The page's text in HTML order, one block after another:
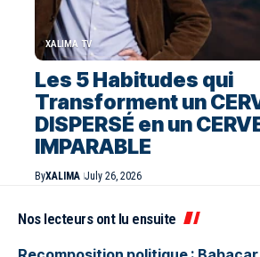
XALIMA TV
Les 5 Habitudes qui
Transforment un
DISPERSÉ en un
IMPARABLE
ByXALIMA July 26, 2026
Nos lecteurs ont lu ensuite